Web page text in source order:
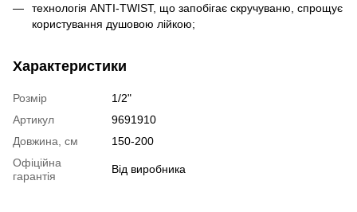
технологія ANTI-TWIST, що запобігає скручуваню, спрощує
користування душовою лійкою;
Характеристики
Розмір
1/2"
Артикул
9691910
Довжина, см
150-200
Офіційна
гарантія
Від виробника